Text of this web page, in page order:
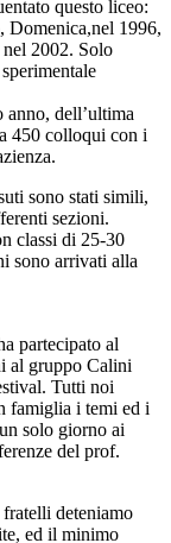
questo liceo:
Domenica,nel 1996,
2002. Solo
dell’ultima
450 colloqui con i
sono stati simili,
sezioni.
classi di 25-30
sono arrivati alla
partecipato al
al gruppo Calini
Tutti noi
famiglia i temi ed i
solo giorno ai
del prof.
deteniamo
ed il minimo